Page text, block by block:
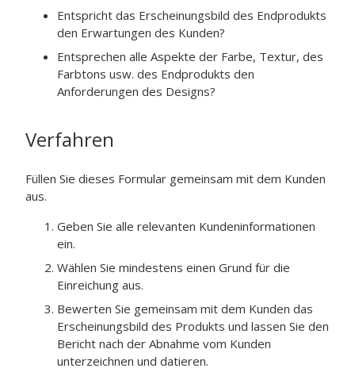
Entspricht das Erscheinungsbild des Endprodukts
den Erwartungen des Kunden?
Entsprechen alle Aspekte der Farbe, Textur, des
Farbtons usw. des Endprodukts den
Anforderungen des Designs?
Verfahren
Füllen Sie dieses Formular gemeinsam mit dem Kunden
aus.
Geben Sie alle relevanten Kundeninformationen
ein.
Wählen Sie mindestens einen Grund für die
Einreichung aus.
Bewerten Sie gemeinsam mit dem Kunden das
Erscheinungsbild des Produkts und lassen Sie den
Bericht nach der Abnahme vom Kunden
unterzeichnen und datieren.